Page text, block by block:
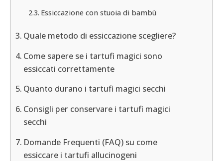
Essiccazione con stuoia di bambù
Quale metodo di essiccazione scegliere?
Come sapere se i tartufi magici sono
essiccati correttamente
Quanto durano i tartufi magici secchi
Consigli per conservare i tartufi magici
secchi
Domande Frequenti (FAQ) su come
essiccare i tartufi allucinogeni